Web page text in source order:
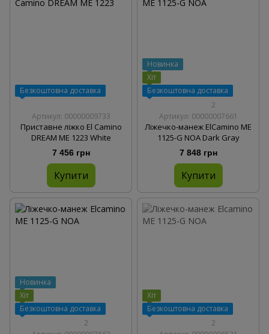
Безкоштовна доставка
Артикул: 00000009733
Приставне ліжко El Camino
DREAM ME 1223 White
7 456 грн
Купити
Новинка
Хіт
Безкоштовна доставка
2
Артикул: 00000007661
Ліжечко-манеж ElCamino ME
1125-G NOA Dark Gray
7 848 грн
Купити
Новинка
Хіт
Безкоштовна доставка
2
Хіт
Безкоштовна доставка
2